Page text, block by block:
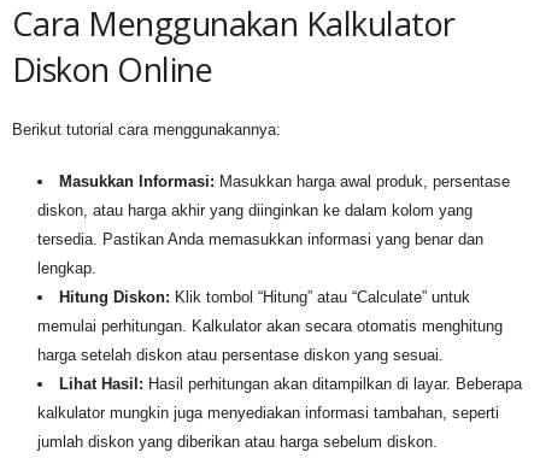
Cara Menggunakan Kalkulator
Diskon Online
Berikut tutorial cara menggunakannya:
Masukkan Informasi: Masukkan harga awal produk, persentase
diskon, atau harga akhir yang diinginkan ke dalam kolom yang
tersedia. Pastikan Anda memasukkan informasi yang benar dan
lengkap.
Hitung Diskon: Klik tombol “Hitung” atau “Calculate” untuk
memulai perhitungan. Kalkulator akan secara otomatis menghitung
harga setelah diskon atau persentase diskon yang sesuai.
Lihat Hasil: Hasil perhitungan akan ditampilkan di layar. Beberapa
kalkulator mungkin juga menyediakan informasi tambahan, seperti
jumlah diskon yang diberikan atau harga sebelum diskon.